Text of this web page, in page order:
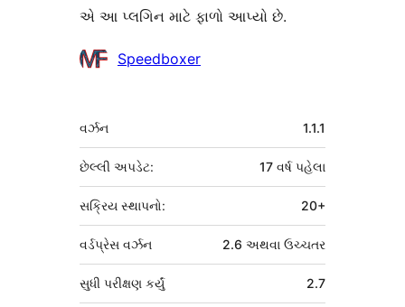
એ આ પ્લગિન માટે ફાળો આપ્યો છે.
ફાળો
Speedboxer
મેટા
વર્ઝન 1.1.1
છેલ્લી અપડેટ: 17 વર્ષપહેલા
સક્રિય સ્થાપનો: 20+
વર્ડપ્રેસ વર્ઝન 2.6 અથવા ઉચ્ચતર
2.7
સુધી પરીક્ષણ કર્યું